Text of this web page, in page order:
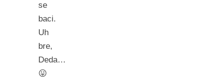
se
baci.
Uh
bre,
Deda…
😛